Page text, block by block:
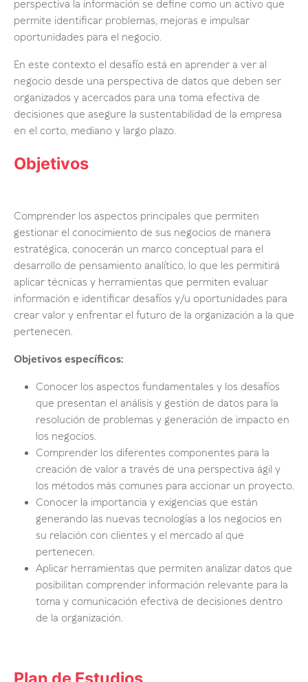
perspectiva la información se define como un activo que
permite identificar problemas, mejoras e impulsar
oportunidades para el negocio.
En este contexto el desafío está en aprender a ver al
negocio desde una perspectiva de datos que deben ser
organizados y acercados para una toma efectiva de
decisiones que asegure la sustentabilidad de la empresa
en el corto, mediano y largo plazo.
Objetivos
Comprender los aspectos principales que permiten
gestionar el conocimiento de sus negocios de manera
estratégica, conocerán un marco conceptual para el
desarrollo de pensamiento analítico, lo que les permitirá
aplicar técnicas y herramientas que permiten evaluar
información e identificar desafíos y/u oportunidades para
crear valor y enfrentar el futuro de la organización a la que
pertenecen.
Objetivos específicos:
Conocer los aspectos fundamentales y los desafíos
que presentan el análisis y gestión de datos para la
resolución de problemas y generación de impacto en
los negocios.
Comprender los diferentes componentes para la
creación de valor a través de una perspectiva ágil y
los métodos más comunes para accionar un proyecto.
Conocer la importancia y exigencias que están
generando las nuevas tecnologías a los negocios en
su relación con clientes y el mercado al que
pertenecen.
Aplicar herramientas que permiten analizar datos que
posibilitan comprender información relevante para la
toma y comunicación efectiva de decisiones dentro
de la organización.